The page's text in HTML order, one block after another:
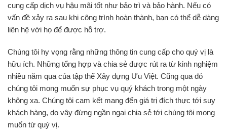
cung cấp dịch vụ hậu mãi tốt như bảo trì và bảo hành. Nếu có
vấn đề xảy ra sau khi công trình hoàn thành, bạn có thể dễ dàng
liên hệ với họ để được hỗ trợ.
Chúng tôi hy vọng rằng những thông tin cung cấp cho quý vị là
hữu ích. Những tổng hợp và chia sẻ được rút ra từ kinh nghiệm
nhiều năm qua của tập thể Xây dựng Ưu Việt. Cũng qua đó
chúng tôi mong muốn sự phục vụ quý khách trong một ngày
không xa. Chúng tôi cam kết mang đến giá trị đích thực tới suy
khách hàng, do vậy đừng ngần ngại chia sẻ tới chúng tôi mong
muốn từ quý vị.